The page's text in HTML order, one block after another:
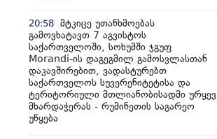
20:58 მტკიცე უთანხმოებას
გამოვხატავთ 7 აგვისტოს
საქართველოში, სოხუმში ჯგუფ
Morandi-ის დაგეგმილ გამოსვლასთან
დაკავშირებით, ვადასტურებთ
საქართველოს სუვერენიტეტისა და
ტერიტორიული მთლიანობისადმი ურყევ
მხარდაჭერას - რუმინეთის საგარეო
უწყება